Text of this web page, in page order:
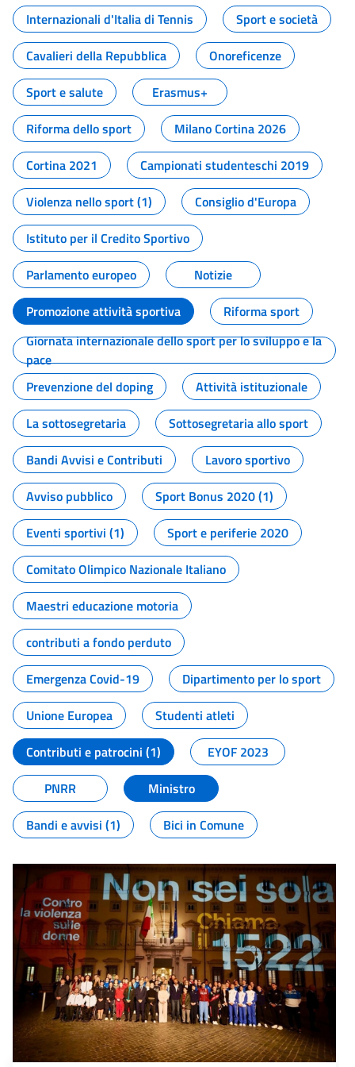
Internazionali d'Italia di Tennis
Sport e società
Cavalieri della Repubblica
Onoreficenze
Sport e salute
Erasmus+
Riforma dello sport
Milano Cortina 2026
Cortina 2021
Campionati studenteschi 2019
Violenza nello sport (1)
Consiglio d'Europa
Istituto per il Credito Sportivo
Parlamento europeo
Notizie
Promozione attività sportiva
Riforma sport
Giornata internazionale dello sport per lo sviluppo e la
pace
Prevenzione del doping
Attività istituzionale
La sottosegretaria
Sottosegretaria allo sport
Bandi Avvisi e Contributi
Lavoro sportivo
Avviso pubblico
Sport Bonus 2020 (1)
Eventi sportivi (1)
Sport e periferie 2020
Comitato Olimpico Nazionale Italiano
Maestri educazione motoria
contributi a fondo perduto
Emergenza Covid-19
Dipartimento per lo sport
Unione Europea
Studenti atleti
Contributi e patrocini (1)
EYOF 2023
PNRR
Ministro
Bandi e avvisi (1)
Bici in Comune